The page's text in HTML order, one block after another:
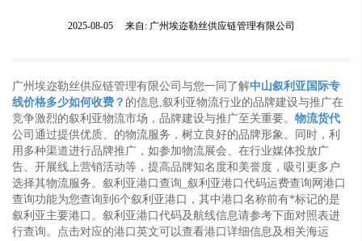
2025-08-05 来自: 广州埃迩勒丝供应链管理有限公司
广州埃迩勒丝供应链管理有限公司与您一同了解中山叙利亚国际专
线价格多少如何收费？ 的信息,叙利亚物流行业的品牌建设与推广在
竞争激烈的叙利亚物流市场，品牌建设与推广至关重要。 物流货代
公司通过提供优质、的物流服务，树立良好的品牌形象。同时，利
用多种渠道进行品牌推广，如参加物流展会、在行业媒体投放广
告、开展线上营销活动等，提高品牌知名度和美誉度，吸引更多户
选择其物流服务。叙利亚港口查询_叙利亚港口代码运费查询网港口
查询功能为您查询到6个叙利亚港口，其中港口名称前有*标记的是
叙利亚主要港口。叙利亚港口代码及航线信息请参考下面对照表进
行查询。点击对应的港口英文可以查看港口详细信息及相关海运